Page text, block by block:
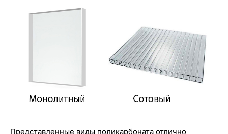
Представленные виды поликарбоната отлично